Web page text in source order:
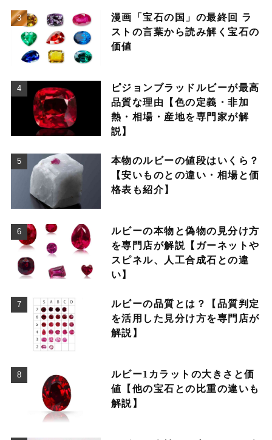
漫画「宝石の国」の最終回 ラ
ストの言葉から読み解く宝石の
価値
ピジョンブラッドルビーが最高
品質な理由【色の定義・非加
熱・相場・産地を専門家が解
説】
本物のルビーの値段はいくら？
【安いものとの違い・相場と価
格表も紹介】
ルビーの本物と偽物の見分け方
を専門店が解説【ガーネットや
スピネル、人工合成石との違
い】
ルビーの品質とは？【品質判定
を活用した見分け方を専門店が
解説】
ルビー1カラットの大きさと価
値【他の宝石との比重の違いも
解説】